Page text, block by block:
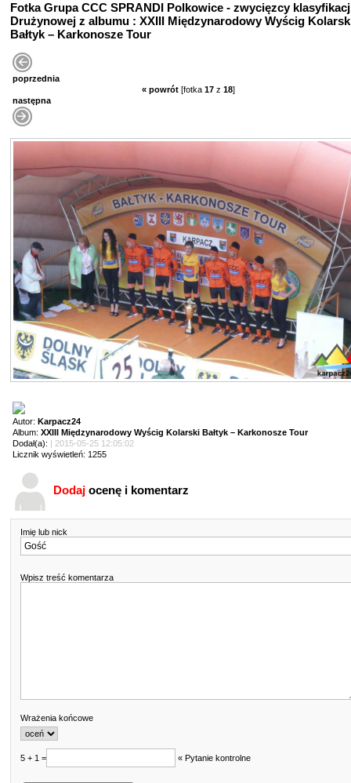
Fotka Grupa CCC SPRANDI Polkowice - zwycięzcy
Drużynowej z albumu : XXIII Międzynarodowy Wyścig
Bałtyk – Karkonosze Tour
poprzednia
« powrót [fotka 17 z 18]
następna
Autor: Karpacz24
Album: XXIII Międzynarodowy Wyścig Kolarski Bałtyk – Karkonosze Tour
Dodał(a): | 2015-05-25 12:05:02
Licznik wyświetleń: 1255
Dodaj ocenę i komentarz
Imię lub nick
Wpisz treść komentarza
Wrażenia końcowe
5 + 1 = « Pytanie kontrolne